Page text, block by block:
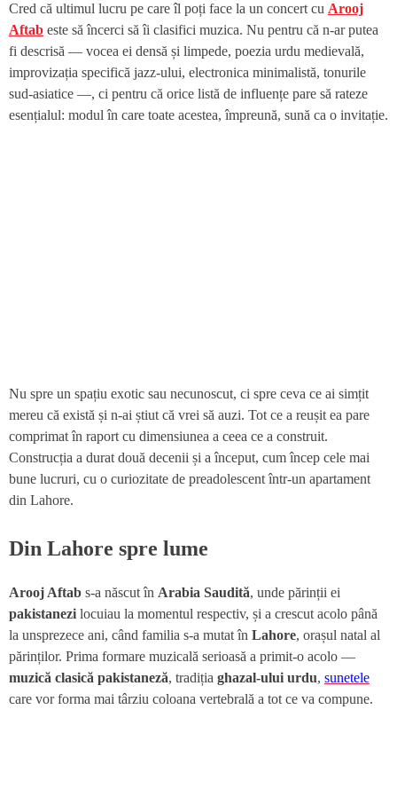
Cred că ultimul lucru pe care îl poți face la un concert cu Arooj
Aftab este să încerci să îi clasifici muzica. Nu pentru că n-ar putea
fi descrisă — vocea ei densă și limpede, poezia urdu medievală,
improvizația specifică jazz-ului, electronica minimalistă, tonurile
sud-asiatice —, ci pentru că orice listă de influențe pare să rateze
esențialul: modul în care toate acestea, împreună, sună ca o invitație.
Nu spre un spațiu exotic sau necunoscut, ci spre ceva ce ai simțit
mereu că există și n-ai știut că vrei să auzi. Tot ce a reușit ea pare
comprimat în raport cu dimensiunea a ceea ce a construit.
Construcția a durat două decenii și a început, cum încep cele mai
bune lucruri, cu o curiozitate de preadolescent într-un apartament
din Lahore.
Din Lahore spre lume
Arooj Aftab s-a născut în Arabia Saudită, unde părinții ei
pakistanezi locuiau la momentul respectiv, și a crescut acolo până
la unsprezece ani, când familia s-a mutat în Lahore, orașul natal al
părinților. Prima formare muzicală serioasă a primit-o acolo —
muzică clasică pakistaneză, tradiția ghazal-ului urdu, sunetele
care vor forma mai târziu coloana vertebrală a tot ce va compune.